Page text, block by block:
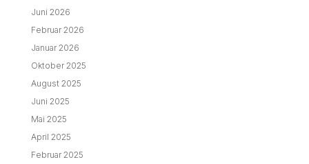
Juni 2026
Februar 2026
Januar 2026
Oktober 2025
August 2025
Juni 2025
Mai 2025
April 2025
Februar 2025